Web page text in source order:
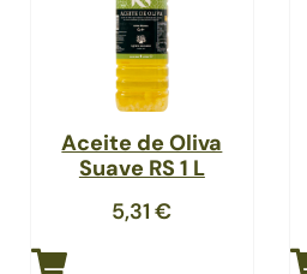
Aceite de Oliva
Suave RS 1 L
5,31€